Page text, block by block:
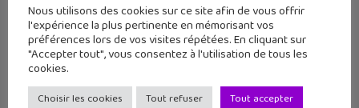
Nous utilisons des cookies sur ce site afin de vous offrir
l'expérience la plus pertinente en mémorisant vos
préférences lors de vos visites répétées. En cliquant sur
"Accepter tout", vous consentez à l'utilisation de tous les
cookies.
Choisir les cookies Tout refuser Tout accepter